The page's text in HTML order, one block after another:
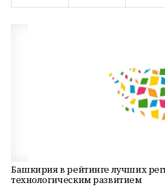
Башкирия в рейтинге лучших
технологическим развитием